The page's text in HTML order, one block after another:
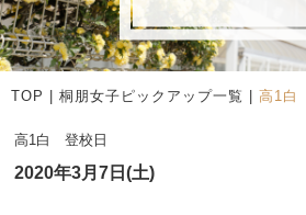
TOP | 桐朋女子ピックアップ一覧 | 高1白
高1白 登校日
2020年3月7日(土)